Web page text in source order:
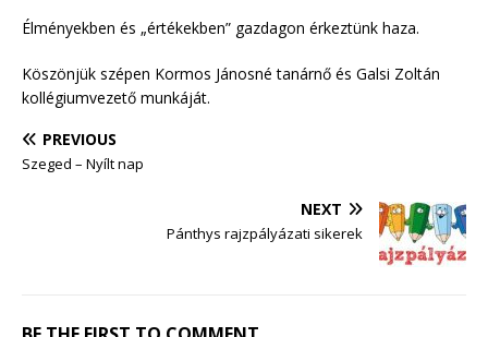
Élményekben és „értékekben” gazdagon érkeztünk haza.
Köszönjük szépen Kormos Jánosné tanárnő és Galsi Zoltán
kollégiumvezető munkáját.
PREVIOUS
Szeged – Nyílt nap
NEXT
Pánthys rajzpályázati sikerek